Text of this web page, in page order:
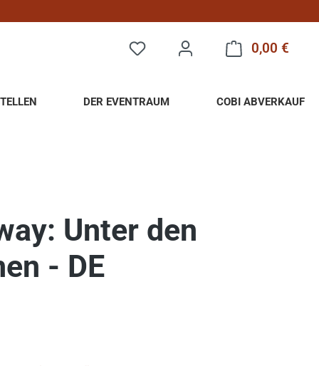
0,00 €
DER EVENTRAUM COBI ABVERKAUF
Unter den
- DE